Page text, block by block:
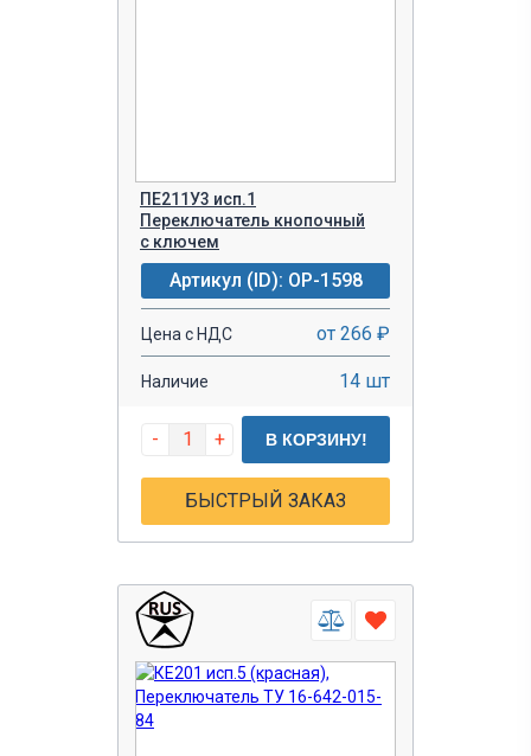
ПЕ211У3 исп.1
Переключатель кнопочный
с ключем
Артикул (ID): OP-1598
Цена с НДС от 266 ₽
Наличие 14 шт
- + В КОРЗИНУ!
БЫСТРЫЙ ЗАКАЗ